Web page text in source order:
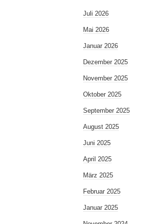
Juli 2026
Mai 2026
Januar 2026
Dezember 2025
November 2025
Oktober 2025
September 2025
August 2025
Juni 2025
April 2025
März 2025
Februar 2025
Januar 2025